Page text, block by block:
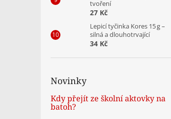
tvoření
27 Kč
Lepicí tyčinka Kores 15 g –
silná a dlouhotrvající
34 Kč
Novinky
Kdy přejít ze školní aktovky na
batoh?